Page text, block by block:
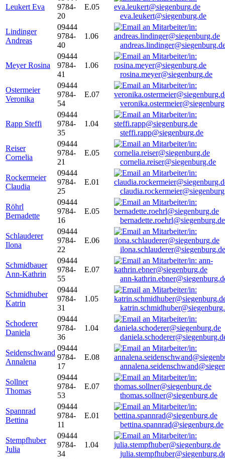
Leukert Eva
9784-
20
E.05
eva.leukert@siegenburg.de
Lindinger
Andreas
09444
9784-
40
1.06
Meyer Rosina
09444
9784-
41
1.06
rosina.meyer@siegenburg.de
Ostermeier
Veronika
09444
9784-
54
E.07
Rapp Steffi
09444
9784-
35
1.04
steffi.rapp@siegenburg.de
Reiser
Cornelia
09444
9784-
21
E.05
cornelia.reiser@siegenburg.de
Rockermeier
Claudia
09444
9784-
25
E.01
Röhrl
Bernadette
09444
9784-
16
E.05
bernadette.roehrl@siegenburg.de
Schlauderer
Ilona
09444
9784-
22
E.06
ilona.schlauderer@siegenburg.de
Schmidbauer
Ann-Kathrin
09444
9784-
55
E.07
ann-
Schmidhuber
Katrin
09444
9784-
31
1.05
Schoderer
Daniela
09444
9784-
36
1.04
Seidenschwand
Annalena
09444
9784-
17
E.08
Sollner
Thomas
09444
9784-
53
E.07
thomas.sollner@siegenburg.de
Spannrad
Bettina
09444
9784-
11
E.01
bettina.spannrad@siegenburg.de
Stempfhuber
Julia
09444
9784-
34
1.04